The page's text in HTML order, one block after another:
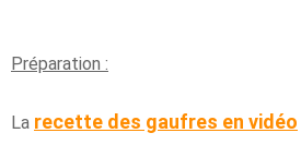
Préparation :
La recette des gaufres en vidéo